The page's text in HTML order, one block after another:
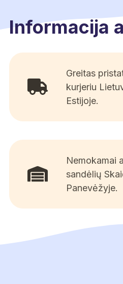
Informacija
Greitas
kurjeriu
Estijoje.
Nemokamai
sandėlių
Panevėžyje.